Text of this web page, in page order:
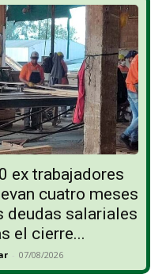
ex trabajadores
cuatro meses
deudas salariales
el cierre...
- 07/08/2026